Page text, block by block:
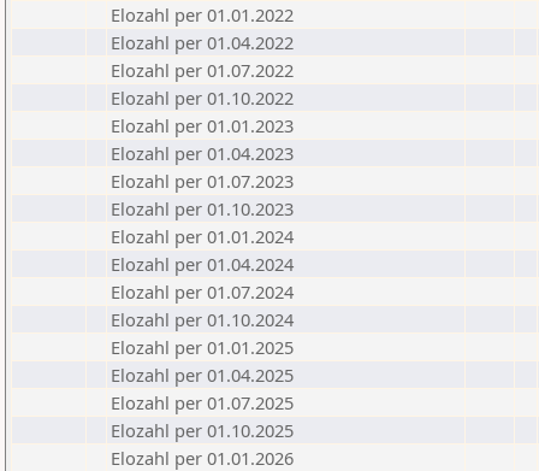
Elozahl per 01.01.2022
Elozahl per 01.04.2022
Elozahl per 01.07.2022
Elozahl per 01.10.2022
Elozahl per 01.01.2023
Elozahl per 01.04.2023
Elozahl per 01.07.2023
Elozahl per 01.10.2023
Elozahl per 01.01.2024
Elozahl per 01.04.2024
Elozahl per 01.07.2024
Elozahl per 01.10.2024
Elozahl per 01.01.2025
Elozahl per 01.04.2025
Elozahl per 01.07.2025
Elozahl per 01.10.2025
Elozahl per 01.01.2026